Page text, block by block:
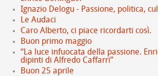
Ignazio Delogu - Passione, politica,
Le Audaci
Caro Alberto, ci piace ricordarti così.
Buon primo maggio
“La luce infuocata della passione.
dipinti di Alfredo Caffarri”
Buon 25 aprile